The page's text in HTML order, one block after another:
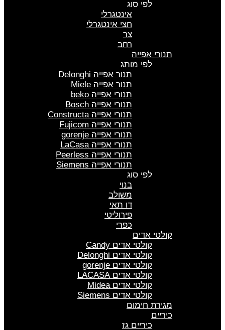
אינטגרלי
חצי אינטגרלי
תנורי אפייה
לפי מותג
תנור אפייה Delonghi
תנור אפייה Miele
תנורי אפייה beko
תנורי אפייה Bosch
תנורי אפייה Constructa
תנורי אפייה Fujicom
תנורי אפייה gorenje
תנורי אפייה LaCasa
תנורי אפייה Peerless
תנורי אפייה Siemens
קולטי אדים
קולטי אדים Candy
קולטי אדים Delonghi
קולטי אדים gorenje
קולטי אדים LACASA
קולטי אדים Midea
קולטי אדים Siemens
מגירת חימום